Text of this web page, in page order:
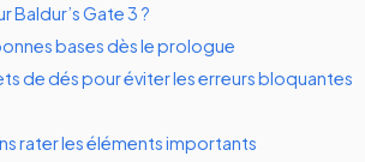
Gate 3 ?
bases dès le prologue
de dés pour éviter les erreurs bloquantes
rater les éléments importants